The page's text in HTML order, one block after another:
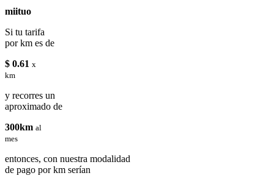
miituo
Si tu tarifa
por km es de
$ 0.61 x
km
y recorres un
aproximado de
300km al
mes
entonces, con nuestra modalidad
de pago por km serían